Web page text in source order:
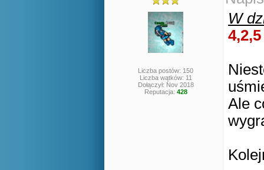
Liczba postów: 150
Liczba wątków: 11
Dołączył: Nov 2018
Reputacja: 428
W
4,2,5
Ale